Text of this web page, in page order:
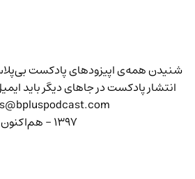
شنیدن همه‌ی اپیزودهای پادکست
انتشار پادکست در جاهای دیگر باید
۱۳۹۷ - هم‌اکنون